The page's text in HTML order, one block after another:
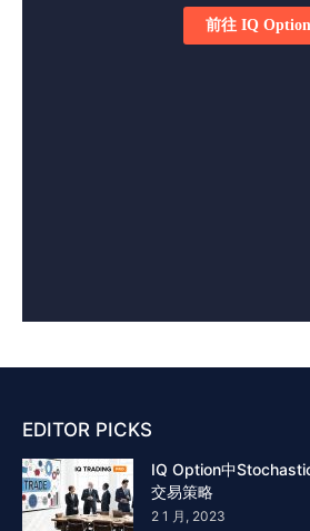
EDITOR PICKS
IQ Option中
交易策略
2 1 月, 2023